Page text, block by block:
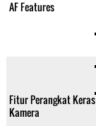
AF Features
Fitur Perangkat Keras
Kamera